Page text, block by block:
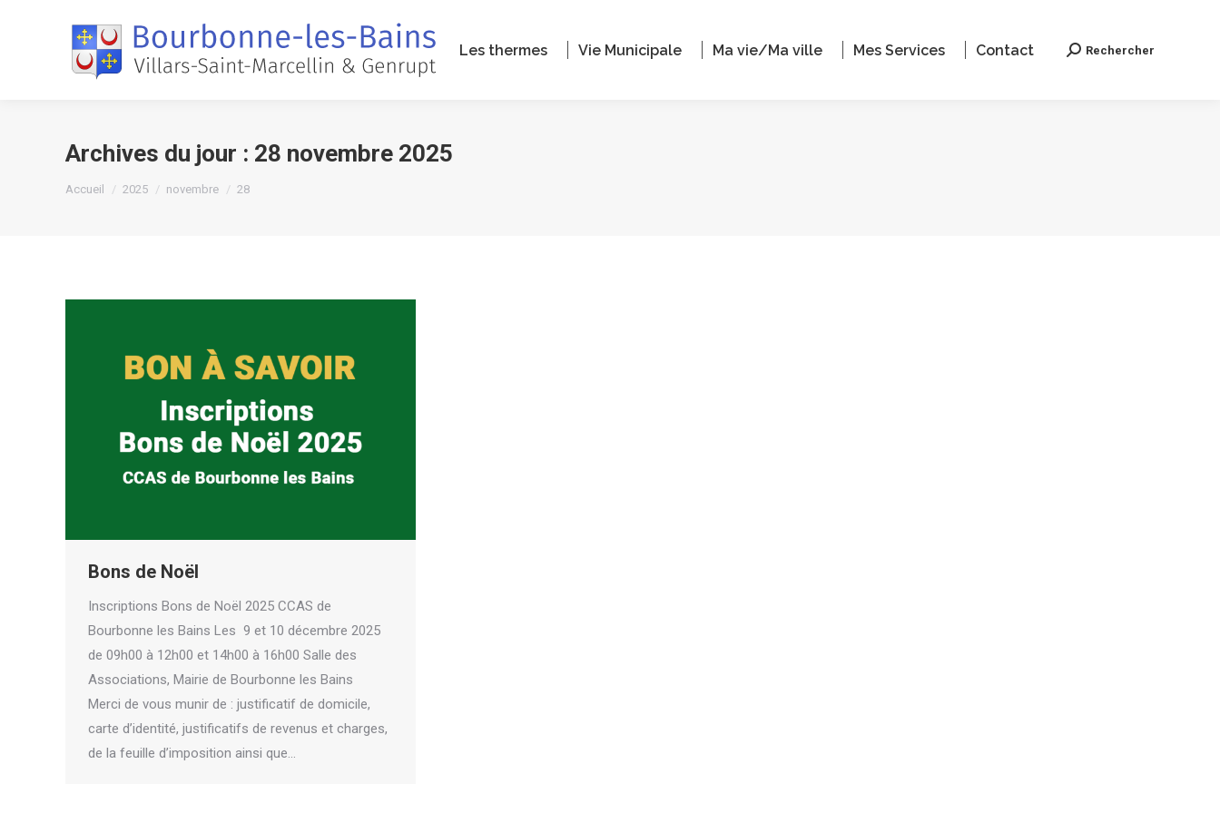
Les thermes Vie Municipale Ma vie/Ma ville Mes Services Contact Recherche
Rechercher
Archives du jour : 28 novembre 2025
Vous êtes ici :
Accueil 2025 novembre 28
Bons de Noël
Inscriptions Bons de Noël 2025 CCAS de
Bourbonne les Bains Les 9 et 10 décembre 2025
de 09h00 à 12h00 et 14h00 à 16h00 Salle des
Associations, Mairie de Bourbonne les Bains
Merci de vous munir de : justificatif de domicile,
carte d’identité, justificatifs de revenus et charges,
de la feuille d’imposition ainsi que…